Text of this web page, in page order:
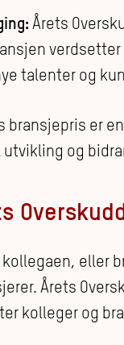
Årets
talenter og
bransjepris er
og
kollegaen, eller
Årets
kolleger og